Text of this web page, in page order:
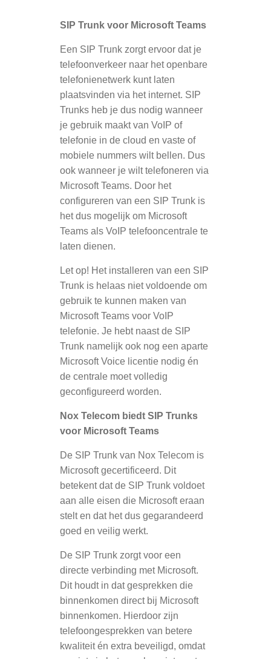
SIP Trunk voor Microsoft Teams
Een SIP Trunk zorgt ervoor dat je
telefoonverkeer naar het openbare
telefonienetwerk kunt laten
plaatsvinden via het internet. SIP
Trunks heb je dus nodig wanneer
je gebruik maakt van VoIP of
telefonie in de cloud en vaste of
mobiele nummers wilt bellen. Dus
ook wanneer je wilt telefoneren via
Microsoft Teams. Door het
configureren van een SIP Trunk is
het dus mogelijk om Microsoft
Teams als VoIP telefooncentrale te
laten dienen.
Let op! Het installeren van een SIP
Trunk is helaas niet voldoende om
gebruik te kunnen maken van
Microsoft Teams voor VoIP
telefonie. Je hebt naast de SIP
Trunk namelijk ook nog een aparte
Microsoft Voice licentie nodig én
de centrale moet volledig
geconfigureerd worden.
Nox Telecom biedt SIP Trunks
voor Microsoft Teams
De SIP Trunk van Nox Telecom is
Microsoft gecertificeerd. Dit
betekent dat de SIP Trunk voldoet
aan alle eisen die Microsoft eraan
stelt en dat het dus gegarandeerd
goed en veilig werkt.
De SIP Trunk zorgt voor een
directe verbinding met Microsoft.
Dit houdt in dat gesprekken die
binnenkomen direct bij Microsoft
binnenkomen. Hierdoor zijn
telefoongesprekken van betere
kwaliteit én extra beveiligd, omdat